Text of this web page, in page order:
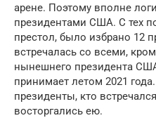
арене. Поэтому вполне
президентами США. С тех
престол, было избрано 12
встречалась со всеми,
нынешнего президента
принимает летом 2021
президенты, кто
восторгались ею.